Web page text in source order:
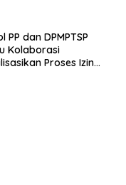
PP dan DPMPTSP
Kolaborasi
Proses Izin